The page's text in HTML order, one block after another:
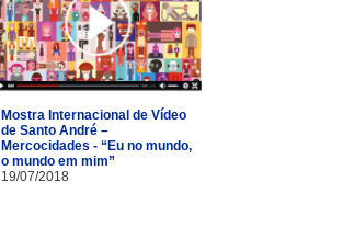
Mostra Internacional de Vídeo
de Santo André –
Mercocidades - “Eu no mundo,
o mundo em mim”
19/07/2018